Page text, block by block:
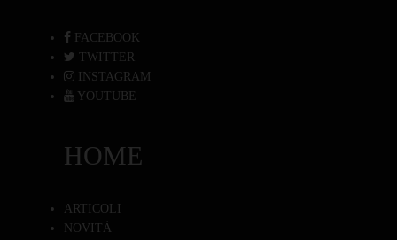
FACEBOOK
TWITTER
INSTAGRAM
YOUTUBE
HOME
ARTICOLI
NOVITÀ